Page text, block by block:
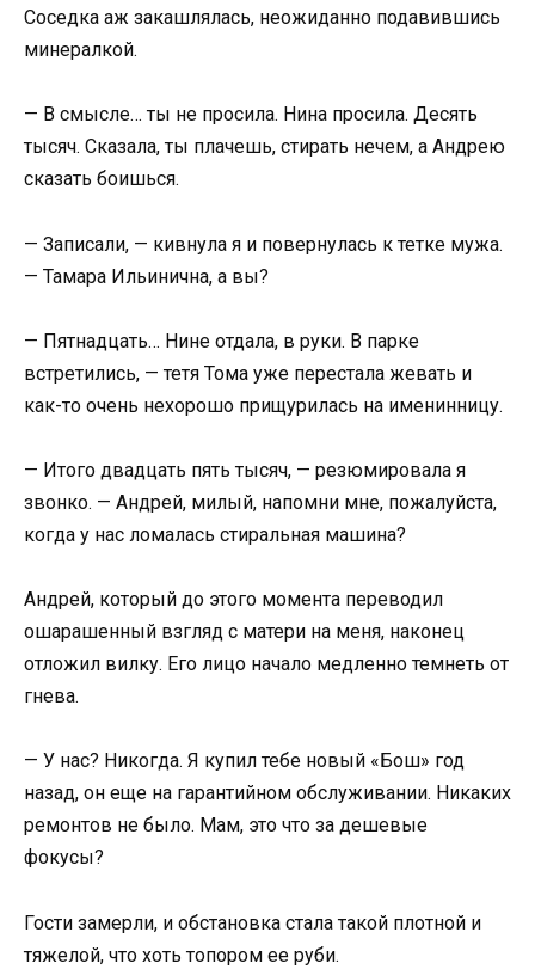
Соседка аж закашлялась, неожиданно подавившись
минералкой.
— В смысле… ты не просила. Нина просила. Десять
тысяч. Сказала, ты плачешь, стирать нечем, а Андрею
сказать боишься.
— Записали, — кивнула я и повернулась к тетке мужа.
— Тамара Ильинична, а вы?
— Пятнадцать… Нине отдала, в руки. В парке
встретились, — тетя Тома уже перестала жевать и
как-то очень нехорошо прищурилась на именинницу.
— Итого двадцать пять тысяч, — резюмировала я
звонко. — Андрей, милый, напомни мне, пожалуйста,
когда у нас ломалась стиральная машина?
Андрей, который до этого момента переводил
ошарашенный взгляд с матери на меня, наконец
отложил вилку. Его лицо начало медленно темнеть от
гнева.
— У нас? Никогда. Я купил тебе новый «Бош» год
назад, он еще на гарантийном обслуживании. Никаких
ремонтов не было. Мам, это что за дешевые
фокусы?
Гости замерли, и обстановка стала такой плотной и
тяжелой, что хоть топором ее руби.